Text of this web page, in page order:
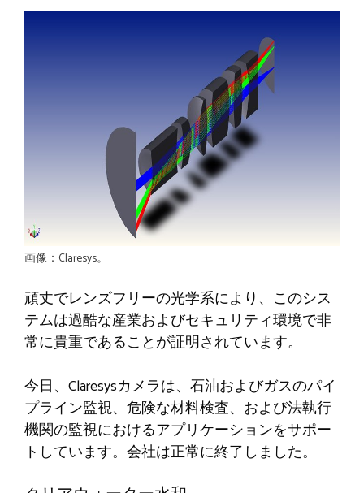
画像：Claresys。
頑丈でレンズフリーの光学系により、このシス
テムは過酷な産業およびセキュリティ環境で非
常に貴重であることが証明されています。
今日、Claresysカメラは、石油およびガスのパイ
プライン監視、危険な材料検査、および法執行
機関の監視におけるアプリケーションをサポー
トしています。会社は正常に終了しました。